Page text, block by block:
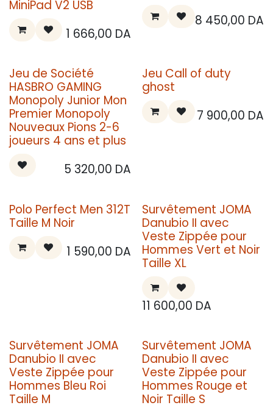
MiniPad V2 USB
1 666,00 DA
8 450,00 DA
Jeu de Société
HASBRO GAMING
Monopoly Junior Mon
Premier Monopoly
Nouveaux Pions 2-6
joueurs ‎4 ans et plus
5 320,00 DA
Jeu Call of duty
ghost
7 900,00 DA
Polo Perfect Men 312T
Taille M Noir
1 590,00 DA
Survêtement JOMA
Danubio II avec
Veste Zippée pour
Hommes Vert et Noir
Taille XL
11 600,00 DA
Survêtement JOMA
Danubio II avec
Veste Zippée pour
Hommes Bleu Roi
Taille M
Survêtement JOMA
Danubio II avec
Veste Zippée pour
Hommes Rouge et
Noir Taille S